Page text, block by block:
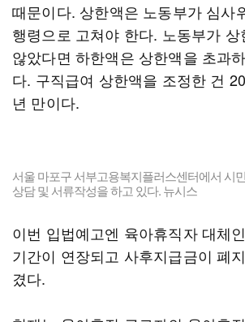
때문이다. 상한액은 노동부가 심사
행령으로 고쳐야 한다. 노동부가 상
않았다면 하한액은 상한액을 초과
다. 구직급여 상한액을 조정한 건
년 만이다.
서울 마포구 서부고용복지플러스센터에서 시
상담 및 서류작성을 하고 있다. 뉴시스
이번 입법예고엔 육아휴직자 대체
기간이 연장되고 사후지급금이 폐
겼다.